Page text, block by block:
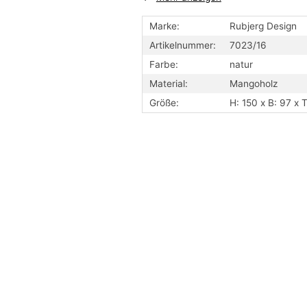
Vintage Design
Erst durch das einzigartige Vintage
besonderen Highlight. Vintage
lackiert, oder geschliffen wurde.
Lackabplatzungen sind deshalb
Produkt erst wirklich einzigartig.
Marke:
Rubjerg Design
Artikelnummer:
7023/16
Farbe:
natur
Material:
Mangoholz
Größe:
H: 150 x B: 97 x